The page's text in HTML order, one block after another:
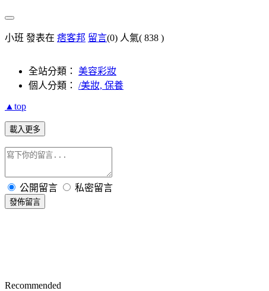
小班 發表在 痞客邦 留言(0) 人氣( 838 )
全站分類： 美容彩妝
個人分類： /美妝, 保養
▲top
載入更多
公開留言 私密留言
發佈留言
Recommended